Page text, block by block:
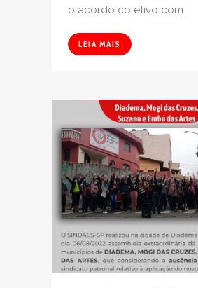
o acordo coletivo com...
LEIA MAIS